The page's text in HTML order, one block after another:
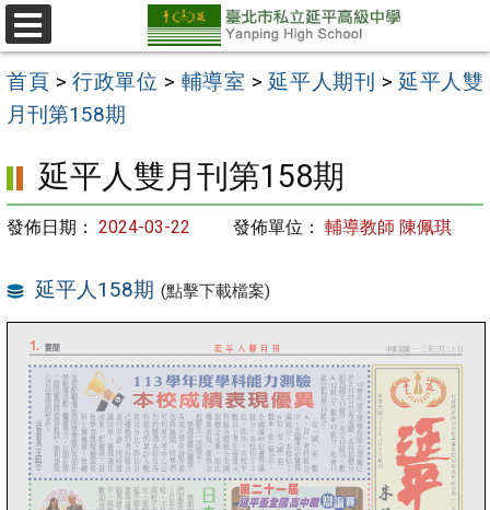
跳
至
主
要
區
選
單
首頁 >行政單位 > 輔導室 > 延平人期刊 > 延平人雙
月刊第158期
延平人雙月刊第158期
發佈日期： 2024-03-22 發佈單位： 輔導教師 陳佩琪
延平人158期 (點擊下載檔案)